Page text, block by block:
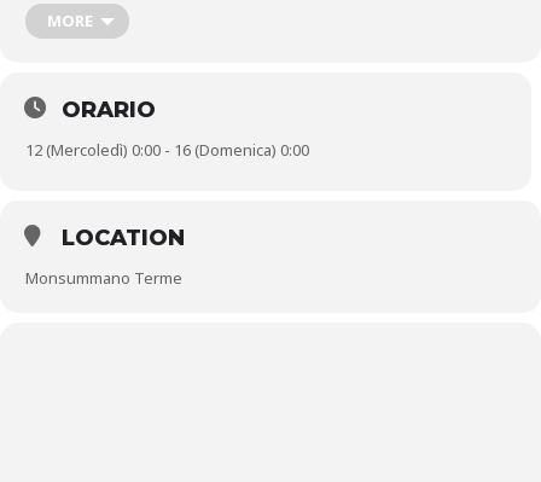
animazione e talk show. Nei tre giorni di durata della
MORE
ORARIO
12 (Mercoledì) 0:00 - 16 (Domenica) 0:00
LOCATION
Monsummano Terme